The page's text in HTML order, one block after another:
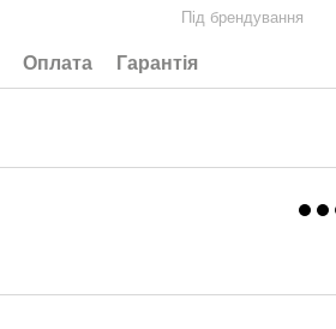
Під брендування
Оплата Гарантія